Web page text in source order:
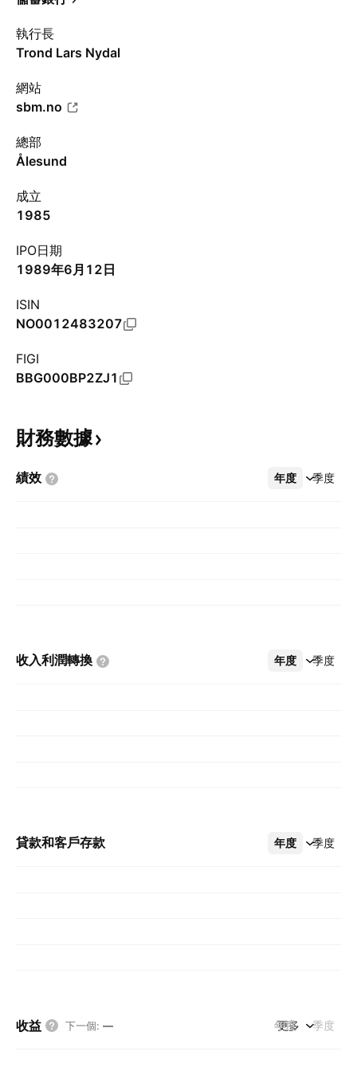
執行長
Trond Lars Nydal
網站
sbm.no
總部
Ålesund
成立
1985
IPO日期
1989年6月12日
ISIN
NO0012483207
FIGI
BBG000BP2ZJ1
財務數據
績效 年度 季度
更多
收入利潤轉換 年度 季度
更多
貸款和客戶存款 年度 季度
更多
收益 下一個: — 年度 季度
更多